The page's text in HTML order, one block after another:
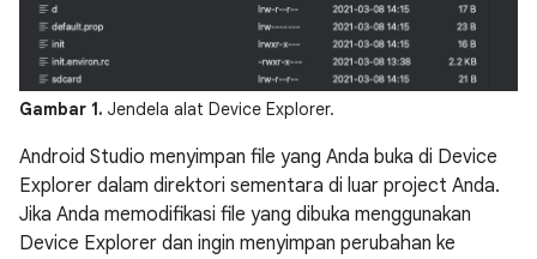
Gambar 1. Jendela alat Device Explorer.
Android Studio menyimpan file yang Anda buka di Device
Explorer dalam direktori sementara di luar project Anda.
Jika Anda memodifikasi file yang dibuka menggunakan
Device Explorer dan ingin menyimpan perubahan ke